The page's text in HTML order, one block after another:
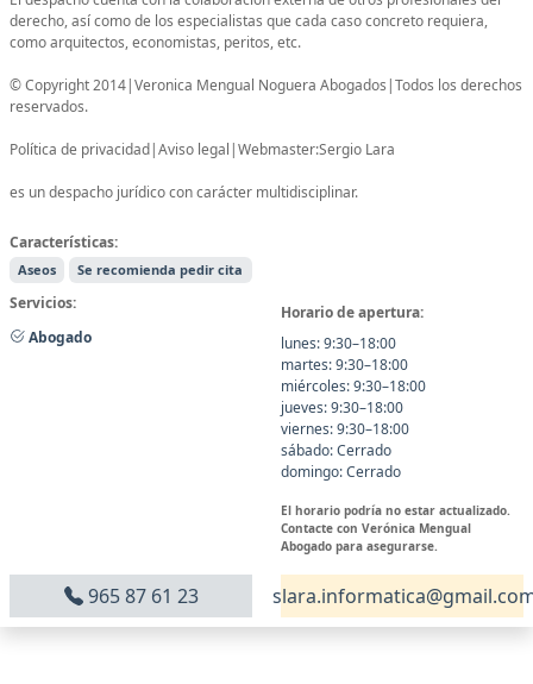
derecho, así como de los especialistas que cada caso concreto requiera,
como arquitectos, economistas, peritos, etc.
© Copyright 2014|Veronica Mengual Noguera Abogados|Todos los derechos
reservados.
Política de privacidad|Aviso legal|Webmaster:Sergio Lara
es un despacho jurídico con carácter multidisciplinar.
Características:
Aseos Se recomienda pedir cita
Servicios:
Abogado
Horario de apertura:
lunes: 9:30–18:00
martes: 9:30–18:00
miércoles: 9:30–18:00
jueves: 9:30–18:00
viernes: 9:30–18:00
sábado: Cerrado
domingo: Cerrado
El horario podría no estar actualizado.
Contacte con Verónica Mengual
Abogado para asegurarse.
965 87 61 23